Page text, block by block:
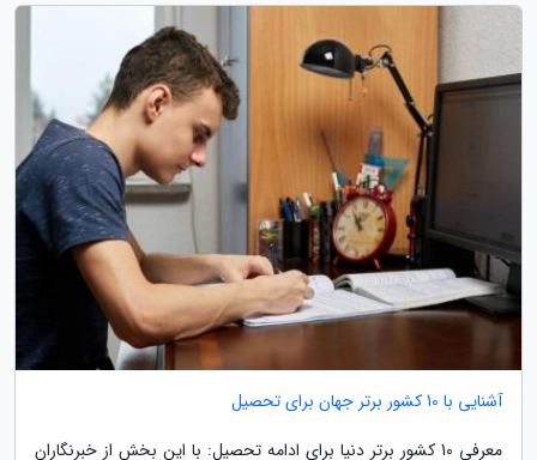
آشنایی با 10 کشور برتر جهان برای تحصیل
معرفی 10 کشور برتر دنیا برای ادامه تحصیل: با این بخش از خبرنگاران